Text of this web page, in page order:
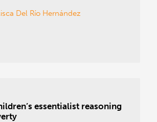
Del Río Hernández
essentialist reasoning